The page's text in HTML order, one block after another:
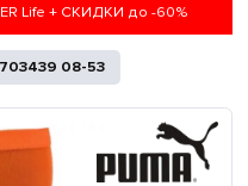
Life + СКИДКИ до -60%
703439 08-53